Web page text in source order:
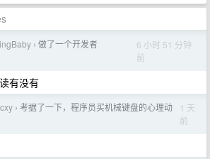
› 做了一个开发者
6 小时 51 分钟
前
有没有
› 考据了一下，程序员买机械键盘的心理动
1 天
前